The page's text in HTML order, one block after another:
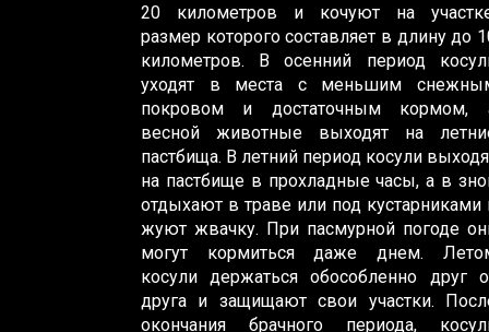
20 километров и кочуют на
размер которого составляет в длину до
километров. В осенний период
уходят в места с меньшим
покровом и достаточным кормом,
весной животные выходят на
пастбища. В летний период косули
на пастбище в прохладные часы, а в
отдыхают в траве или под кустарниками
жуют жвачку. При пасмурной погоде
могут кормиться даже днем.
косули держаться обособленно друг
друга и защищают свои участки.
окончания брачного периода,